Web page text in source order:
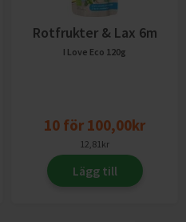
Rotfrukter & Lax 6m
I Love Eco 120g
10 för 100,00kr
12,81kr
Lägg till